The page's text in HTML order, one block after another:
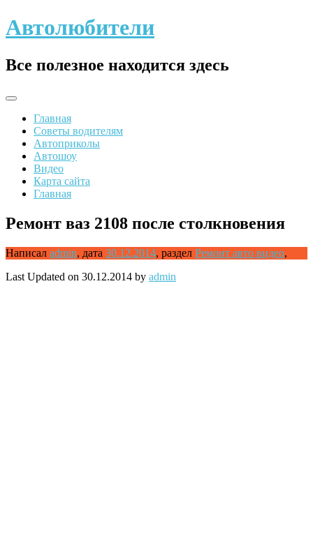
Skip
to
Автолюбители
Все полезное находится здесь
Главная
Советы водителям
Автоприколы
Автошоу
Видео
Карта сайта
Главная
Ремонт ваз 2108 после столкновения
Написал admin, дата 30.12.2014, раздел Ремонт авто видео,
Last Updated on 30.12.2014 by admin